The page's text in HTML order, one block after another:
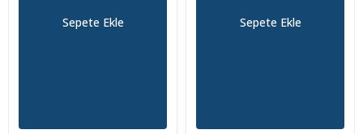
Sepete Ekle Sepete Ekle